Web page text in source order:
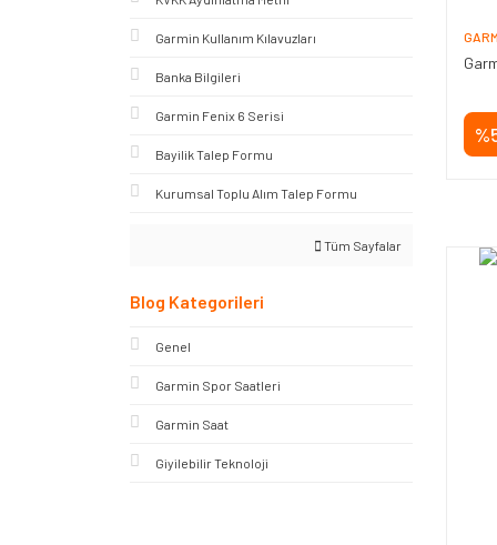
Garmin Kullanım Kılavuzları
Banka Bilgileri
Garmin Fenix 6 Serisi
Bayilik Talep Formu
Kurumsal Toplu Alım Talep Formu
Tüm Sayfalar
Blog Kategorileri
Genel
Garmin Spor Saatleri
Garmin Saat
Giyilebilir Teknoloji